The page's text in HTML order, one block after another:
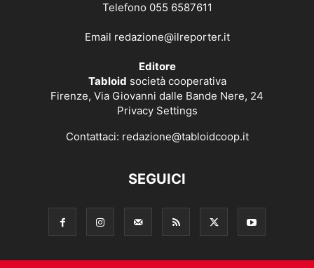
Telefono 055 6587611
Email redazione@ilreporter.it
Editore
Tabloid società cooperativa
Firenze, Via Giovanni dalle Bande Nere, 24
Privacy Settings
Contattaci: redazione@tabloidcoop.it
SEGUICI